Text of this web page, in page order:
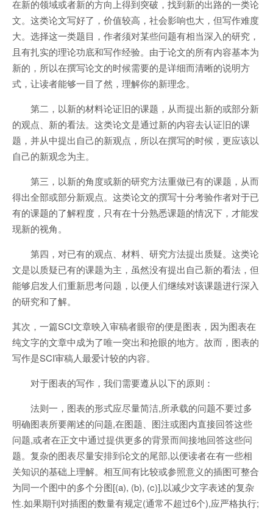
在新的领域或者新的方向上得到突破，找到新的出路的一类论
文。这类论文写好了，价值较高，社会影响也大，但写作难度
大。选择这一类题目，作者须对某些问题有相当深入的研究，
且有扎实的理论功底和写作经验。由于论文的所有内容基本为
新的，所以在撰写论文的时候需要的是详细而清晰的说明方
式，让读者能够一目了然，理解你的新理念。
第二，以新的材料论证旧的课题，从而提出新的或部分新
的观点、新的看法。这类论文是通过新的内容去认证旧的课
题，并从中提出自己的新观点，所以在撰写的时候，更应该以
自己的新观念为主。
第三，以新的角度或新的研究方法重做已有的课题，从而
得出全部或部分新观点。这类论文的撰写十分考验作者对于已
有的课题的了解程度，只有在十分熟悉课题的情况下，才能发
现新的视角。
第四，对已有的观点、材料、研究方法提出质疑。这类论
文是以质疑已有的课题为主，虽然没有提出自己新的看法，但
能够启发人们重新思考问题，以便人们继续对该课题进行深入
的研究和了解。
其次，一篇SCI文章映入审稿者眼帘的便是图表，因为图表在
纯文字的文章中成为了唯一突出和抢眼的地方。故而，图表的
写作是SCI审稿人最爱计较的内容。
对于图表的写作，我们需要遵从以下的原则：
法则一，图表的形式应尽量简洁,所承载的问题不要过多
明确图表所要阐述的问题,在图题、图注或图内直接回答这些
问题,或者在正文中通过提供更多的背景而间接地回答这些问
题。复杂的图表尽量安排到论文的尾部,以便读者在有一些相
关知识的基础上理解。相互间有比较或参照意义的插图可整合
为同一个图中的多个分图[(a), (b), (c)],以减少文字表述的复杂
性.如果期刊对插图的数量有规定(通常不超过6个),应严格执行;